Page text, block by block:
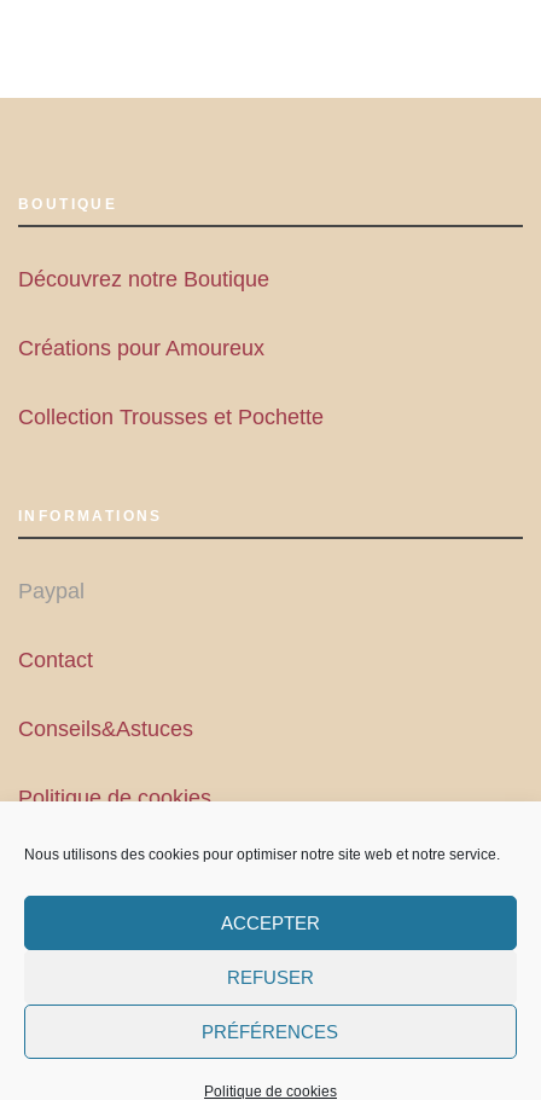
Nous utilisons des cookies pour optimiser notre site web et notre service.
ACCEPTER
REFUSER
PRÉFÉRENCES
Politique de cookies
BOUTIQUE
Découvrez notre Boutique
Créations pour Amoureux
Collection Trousses et Pochette
INFORMATIONS
Paypal
Contact
Conseils&Astuces
Politique de cookies
Conditions Générales
2026 CopyrightPgl Créations